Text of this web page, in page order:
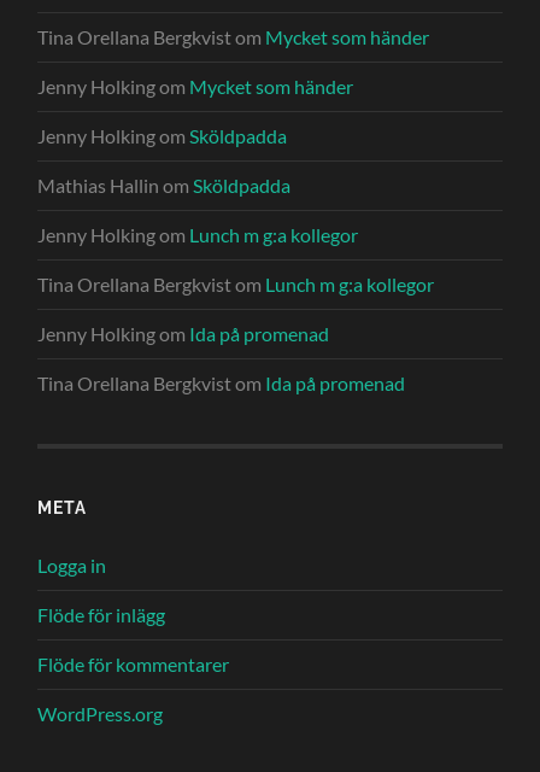
Tina Orellana Bergkvistom Mycket som händer
Jenny Holkingom Mycket som händer
Jenny HolkingomSköldpadda
Mathias Hallin omSköldpadda
Jenny Holkingom Lunch m g:a kollegor
Tina Orellana Bergkvistom Lunch m g:a kollegor
Jenny Holkingom Ida på promenad
Tina Orellana Bergkvistom Ida på promenad
META
Logga in
Flöde för inlägg
Flöde för kommentarer
WordPress.org